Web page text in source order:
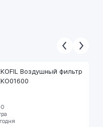
Воздушный фильтр